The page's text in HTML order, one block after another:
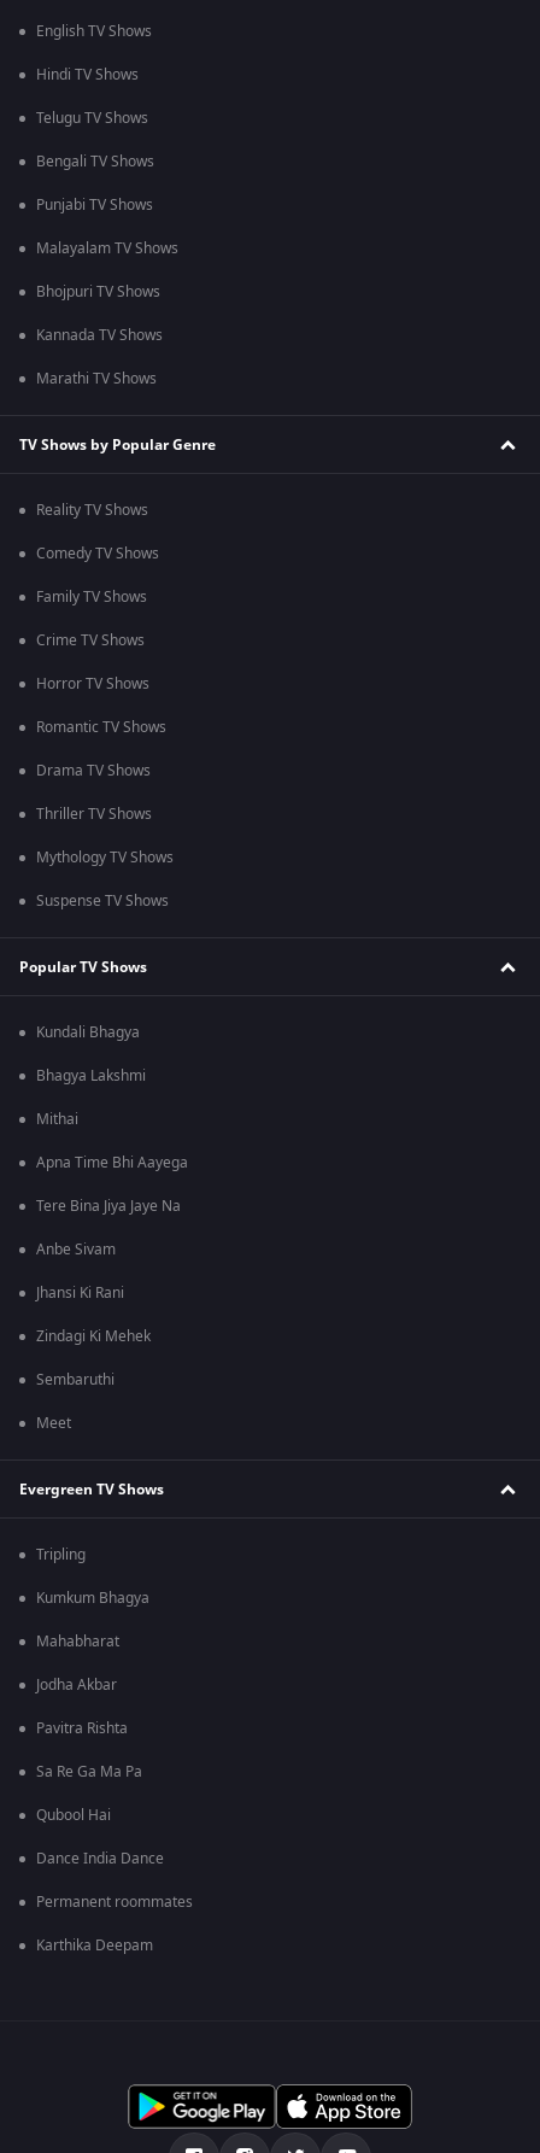
English TV Shows
Hindi TV Shows
Telugu TV Shows
Bengali TV Shows
Punjabi TV Shows
Malayalam TV Shows
Bhojpuri TV Shows
Kannada TV Shows
Marathi TV Shows
TV Shows by Popular Genre
Reality TV Shows
Comedy TV Shows
Family TV Shows
Crime TV Shows
Horror TV Shows
Romantic TV Shows
Drama TV Shows
Thriller TV Shows
Mythology TV Shows
Suspense TV Shows
Popular TV Shows
Kundali Bhagya
Bhagya Lakshmi
Mithai
Apna Time Bhi Aayega
Tere Bina Jiya Jaye Na
Anbe Sivam
Jhansi Ki Rani
Zindagi Ki Mehek
Sembaruthi
Meet
Evergreen TV Shows
Tripling
Kumkum Bhagya
Mahabharat
Jodha Akbar
Pavitra Rishta
Sa Re Ga Ma Pa
Qubool Hai
Dance India Dance
Permanent roommates
Karthika Deepam